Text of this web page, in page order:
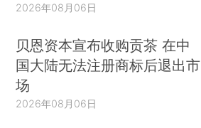
2026年08月06日
贝恩资本宣布收购贡茶 在中
国大陆无法注册商标后退出市
场
2026年08月06日